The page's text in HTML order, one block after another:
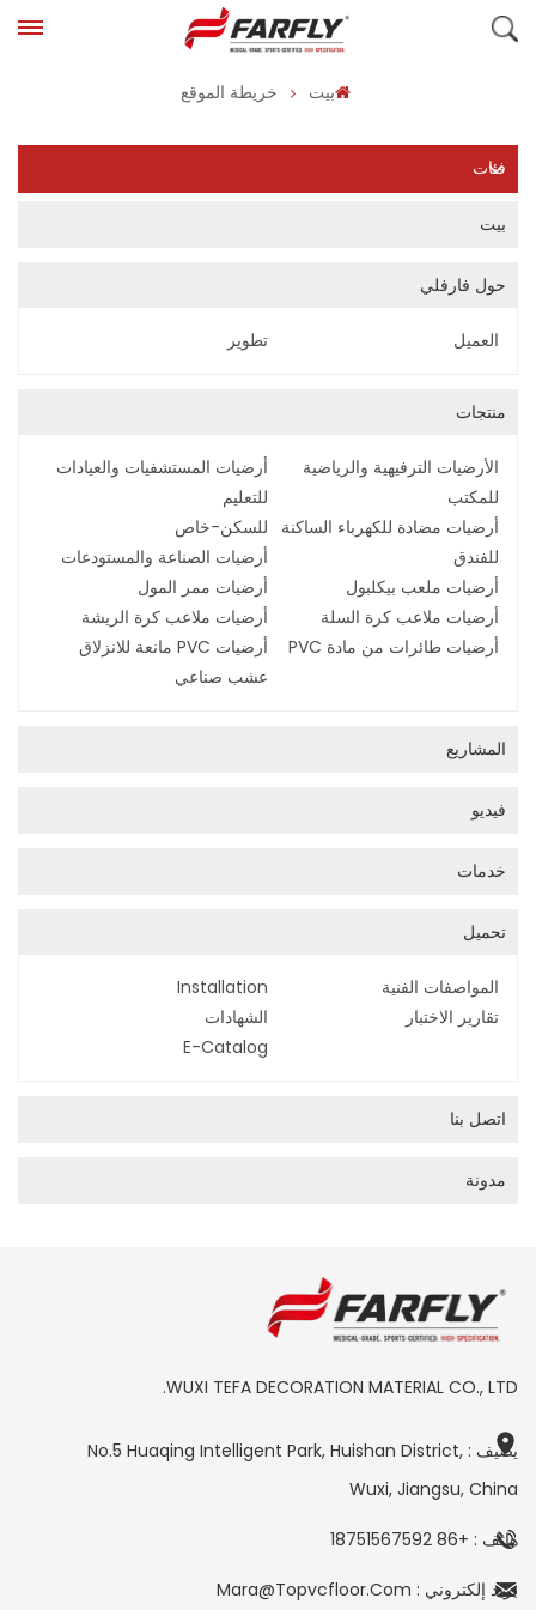
بيت خريطة الموقع
فئات
بيت
حول فارفلي
تطوير العميل
منتجات
أرضيات المستشفيات والعيادات
الأرضيات الترفيهية والرياضية
للتعليم
للمكتب
للسكن-خاص
أرضيات مضادة للكهرباء الساكنة
أرضيات الصناعة والمستودعات
للفندق
أرضيات ممر المول
أرضيات ملعب بيكلبول
أرضيات ملاعب كرة الريشة
أرضيات ملاعب كرة السلة
أرضيات PVC مانعة للانزلاق
أرضيات طائرات من مادة PVC
عشب صناعي
المشاريع
فيديو
خدمات
تحميل
Installation
المواصفات الفنية
الشهادات
تقارير الاختبار
E-Catalog
اتصل بنا
مدونة
WUXI TEFA DECORATION MATERIAL CO., LTD.
يضيف : No.5 Huaqing Intelligent Park, Huishan District,
Wuxi, Jiangsu, China
هاتف : +86 18751567592
بريد إلكتروني : Mara@topvcfloor.com